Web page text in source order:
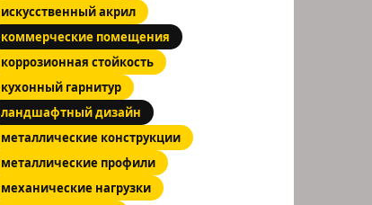
искусственный акрил
коммерческие помещения
коррозионная стойкость
кухонный гарнитур
ландшафтный дизайн
металлические конструкции
металлические профили
механические нагрузки